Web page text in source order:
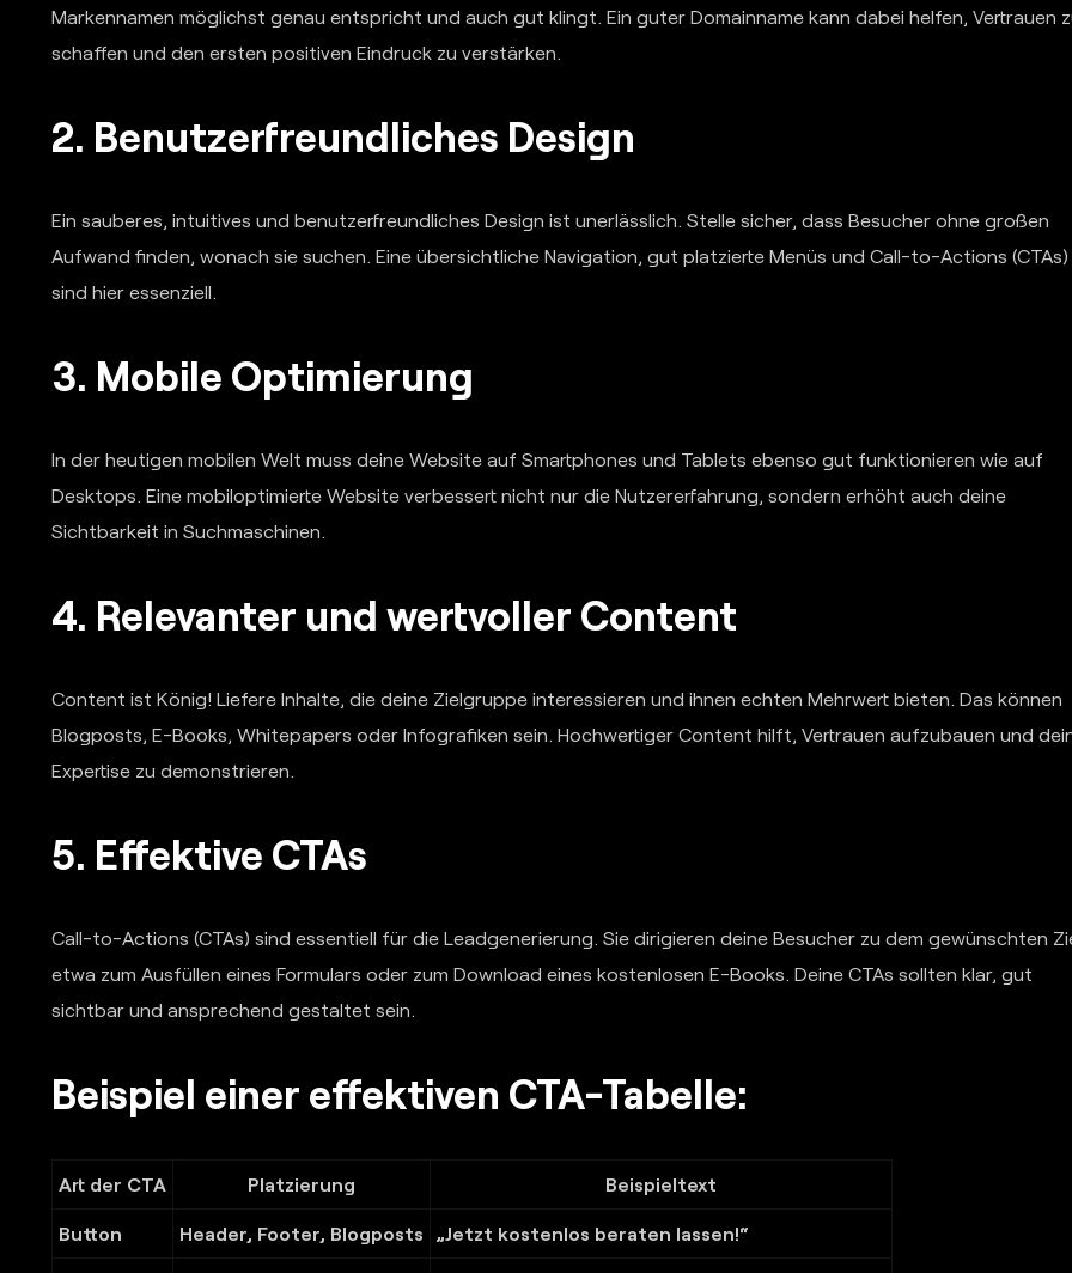
Markennamen möglichst genau entspricht und auch gut klingt. Ein guter Domainname kann dabei helfen, Vertrauen
schaffen und den ersten positiven Eindruck zu verstärken.
2. Benutzerfreundliches Design
Ein sauberes, intuitives und benutzerfreundliches Design ist unerlässlich. Stelle sicher, dass Besucher ohne großen
Aufwand finden, wonach sie suchen. Eine übersichtliche Navigation, gut platzierte Menüs und Call-to-Actions (CTAs)
sind hier essenziell.
3. Mobile Optimierung
In der heutigen mobilen Welt muss deine Website auf Smartphones und Tablets ebenso gut funktionieren wie auf
Desktops. Eine mobiloptimierte Website verbessert nicht nur die Nutzererfahrung, sondern erhöht auch deine
Sichtbarkeit in Suchmaschinen.
4. Relevanter und wertvoller Content
Content ist König! Liefere Inhalte, die deine Zielgruppe interessieren und ihnen echten Mehrwert bieten. Das können
Blogposts, E-Books, Whitepapers oder Infografiken sein. Hochwertiger Content hilft, Vertrauen aufzubauen und
Expertise zu demonstrieren.
5. Effektive CTAs
Call-to-Actions (CTAs) sind essentiell für die Leadgenerierung. Sie dirigieren deine Besucher zu dem gewünschten
etwa zum Ausfüllen eines Formulars oder zum Download eines kostenlosen E-Books. Deine CTAs sollten klar, gut
sichtbar und ansprechend gestaltet sein.
Beispiel einer effektiven CTA-Tabelle:
Art der CTA Platzierung Beispieltext
Button Header, Footer, Blogposts „Jetzt kostenlos beraten lassen!“